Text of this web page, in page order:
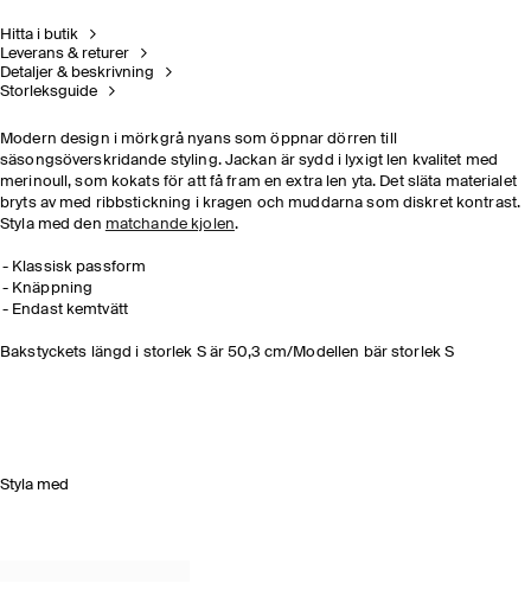
Hitta i butik
Leverans & returer
Detaljer & beskrivning
Storleksguide
Modern design i mörkgrå nyans som öppnar dörren till
säsongsöverskridande styling. Jackan är sydd i lyxigt len kvalitet med
merinoull, som kokats för att få fram en extra len yta. Det släta materialet
bryts av med ribbstickning i kragen och muddarna som diskret kontrast.
Styla med den matchande kjolen.
Klassisk passform
Knäppning
Endast kemtvätt
Bakstyckets längd i storlek S är 50,3 cm/Modellen bär storlek S
Styla med